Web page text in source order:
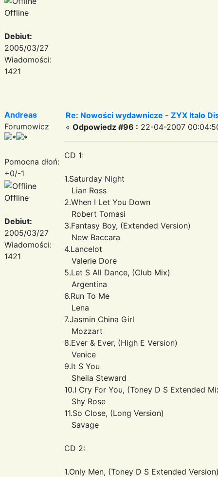
Offline
Debiut:
2005/03/27
Wiadomości:
1421
Andreas
Forumowicz
Pomocna dłoń:
+0/-1
Offline
Debiut:
2005/03/27
Wiadomości:
1421
Re: Nowości wydawnicze - ZYX Italo
« Odpowiedz #96 : 22-04-2007
CD 1:
1.Saturday Night
Lian Ross
2.When I Let You Down
Robert Tomasi
3.Fantasy Boy, (Extended Version)
New Baccara
4.Lancelot
Valerie Dore
5.Let S All Dance, (Club Mix)
Argentina
6.Run To Me
Lena
7.Jasmin China Girl
Mozzart
8.Ever & Ever, (High E Version)
Venice
9.It S You
Sheila Steward
10.I Cry For You, (Toney D S Extended
Shy Rose
11.So Close, (Long Version)
Savage
CD 2:
1.Only Men, (Toney D S Extended